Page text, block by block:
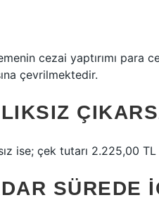
cezai yaptırımı para
çevrilmektedir.
ise; çek tutarı 2.225,00
SÜREDE